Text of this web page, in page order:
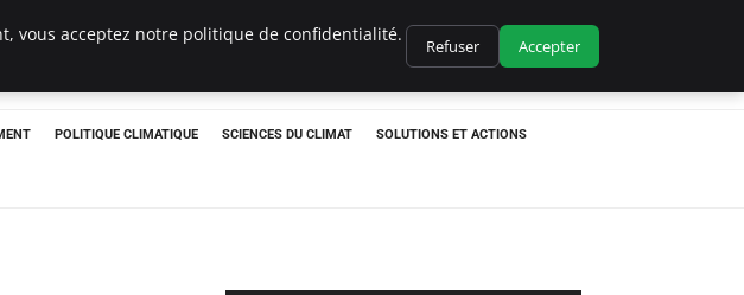
POLITIQUE CLIMATIQUE SCIENCES DU CLIMAT SOLUTIONS ET ACTIONS
vous acceptez notre politique de confidentialité.
Refuser Accepter